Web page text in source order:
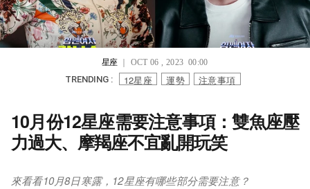
星座｜ OCT 06 , 2023 00:00
TRENDING : 12星座 運勢 注意事項
10月份12星座需要注意事項：雙魚座壓
力過大、摩羯座不宜亂開玩笑
來看看10月8日寒露，12星座有哪些部分需要注意？